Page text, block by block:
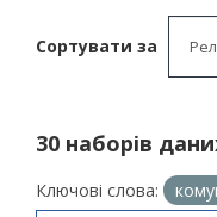
Сортувати за
30 наборів
Ключові слова: